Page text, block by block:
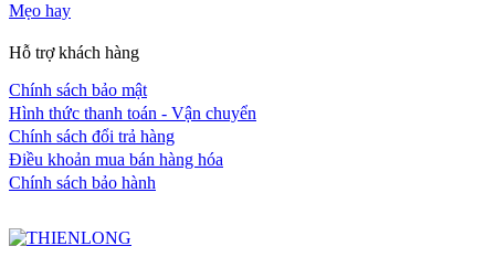
Mẹo hay
Hỗ trợ khách hàng
Chính sách bảo mật
Hình thức thanh toán - Vận chuyển
Chính sách đổi trả hàng
Điều khoản mua bán hàng hóa
Chính sách bảo hành